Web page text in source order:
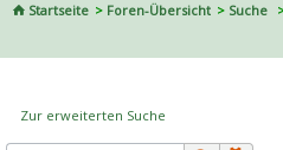
Startseite
Foren-Übersicht Suche
Zur erweiterten Suche